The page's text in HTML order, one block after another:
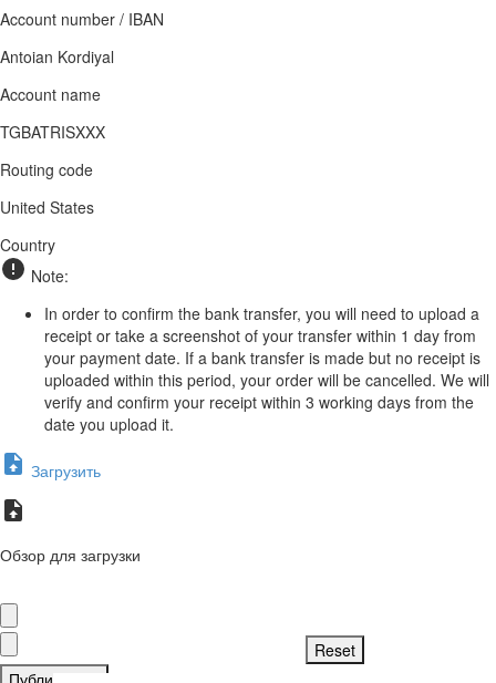
Account number / IBAN
Antoian Kordiyal
Account name
TGBATRISXXX
Routing code
United States
Country
Note:
In order to confirm the bank transfer, you will need to upload a
receipt or take a screenshot of your transfer within 1 day from
your payment date. If a bank transfer is made but no receipt is
uploaded within this period, your order will be cancelled. We will
verify and confirm your receipt within 3 working days from the
date you upload it.
Загрузить
Обзор для загрузки
Публиковать